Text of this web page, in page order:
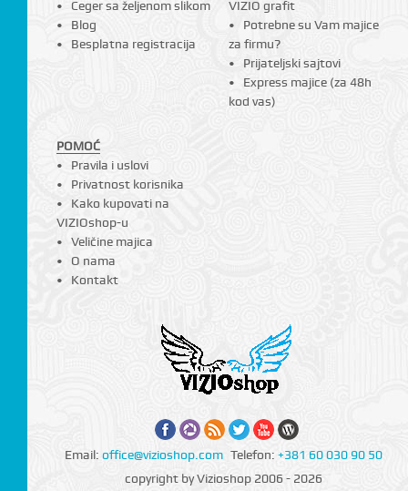
Ceger sa željenom slikom
Blog
Besplatna registracija
VIZIO grafit
Potrebne su Vam majice
za firmu?
Prijateljski sajtovi
Express majice (za 48h
kod vas)
POMOĆ
Pravila i uslovi
Privatnost korisnika
Kako kupovati na
VIZIOshop-u
Veličine majica
O nama
Kontakt
Email: office@vizioshop.com Telefon: +381 60 030 90 50
copyright by Vizioshop 2006 - 2026